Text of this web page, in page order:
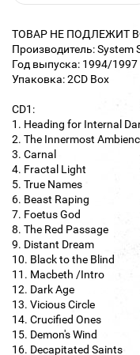
ТОВАР НЕ ПОДЛЕЖИТ
Производитель: System
Год выпуска: 1994/1997
Упаковка: 2CD Box
CD1:
1. Heading for Internal
2. The Innermost
3. Carnal
4. Fractal Light
5. True Names
6. Beast Raping
7. Foetus God
8. The Red Passage
9. Distant Dream
10. Black to the Blind
11. Macbeth /Intro
12. Dark Age
13. Vicious Circle
14. Crucified Ones
15. Demon's Wind
16. Decapitated Saints